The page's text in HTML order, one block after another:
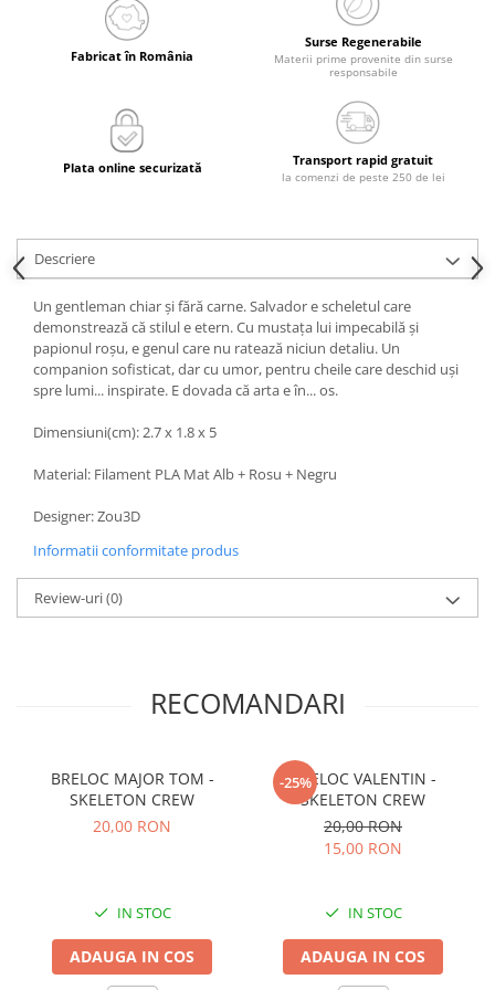
Fabricat în România
Surse Regenerabile
Materii prime provenite din surse
responsabile
Plata online securizată Transport rapid gratuit
la comenzi de peste 250 de lei
Descriere
Un gentleman chiar și fără carne. Salvador e scheletul care
demonstrează că stilul e etern. Cu mustața lui impecabilă și
papionul roșu, e genul care nu ratează niciun detaliu. Un
companion sofisticat, dar cu umor, pentru cheile care deschid uși
spre lumi... inspirate. E dovada că arta e în... os.
Dimensiuni(cm): 2.7 x 1.8 x 5
Material: Filament PLA Mat Alb + Rosu + Negru
Designer: Zou3D
Informatii conformitate produs
Review-uri(0)
RECOMANDARI
BRELOC MAJOR TOM -
SKELETON CREW
20,00 RON
IN STOC
ADAUGA IN COS
-25%
BRELOC VALENTIN -
SKELETON CREW
20,00 RON
15,00 RON
IN STOC
ADAUGA IN COS